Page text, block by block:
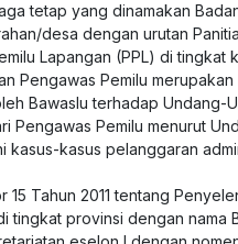
tetap yang dinamakan
desa dengan urutan
Lapangan (PPL) di tingkat
Pengawas Pemilu
Bawaslu terhadap Undang-
Pengawas Pemilu menurut
kasus pelanggaran
Tahun 2011 tentang
provinsi dengan nama